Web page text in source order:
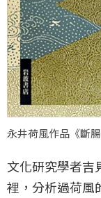
永井荷風作品《斷
文化研究學者吉
裡，分析過荷風